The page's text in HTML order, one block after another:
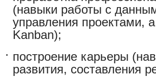
(навыки работы с
управления проектами,
Kanban);
построение карьеры
развития, составления